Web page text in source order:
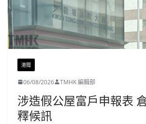
港聞
06/08/2026 TMHK 編輯部
涉造假公屋富戶申報表
釋候訊